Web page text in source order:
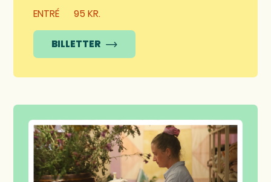
ENTRÉ 95 KR.
BILLETTER